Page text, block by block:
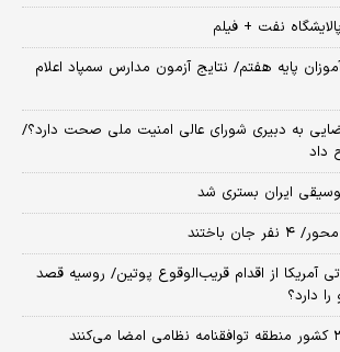
نفت + فیلم
پایه هفتم/ نتایج آزمون مدارس سمپاد اعلام
به دبیری شورای عالی امنیت ملی صحت دارد؟/
داد
ایران بستری شد
باختند
آمریکا از اقدام قریب‌الوقوع پوتین/ روسیه قصد
دارد؟